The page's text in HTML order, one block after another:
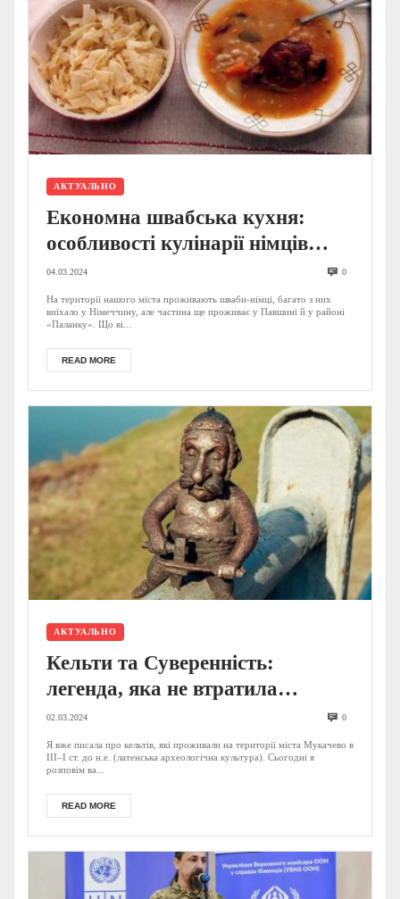
АКТУАЛЬНО
Економна швабська кухня:
особливості кулінарії німців
Мукачева
04.03.2024 0
На території нашого міста проживають шваби-німці, багато з них
виїхало у Німеччину, але частина ще проживає у Павшині й у районі
«Паланку». Що ві...
READ MORE
АКТУАЛЬНО
Кельти та Суверенність:
легенда, яка не втратила
актуальності
02.03.2024 0
Я вже писала про кельтів, які проживали на території міста Мукачево в
III–I ст. до н.е. (латенська археологічна культура). Сьогодні я
розповім ва...
READ MORE